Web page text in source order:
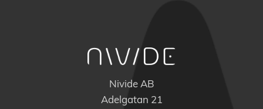
Nivide AB
Adelgatan 21